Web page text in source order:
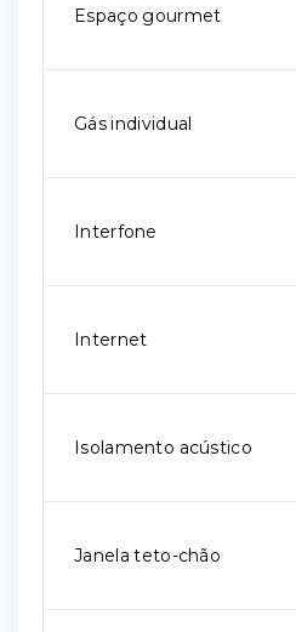
Espaço gourmet
Gás individual
Interfone
Internet
Isolamento acústico
Janela teto-chão